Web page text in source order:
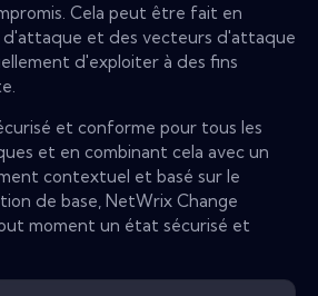
Cela peut être fait en
d'attaque et des vecteurs d'attaque
d'exploiter à des fins
et conforme pour tous les
et en combinant cela avec un
contextuel et basé sur le
de base, NetWrix Change
moment un état sécurisé et